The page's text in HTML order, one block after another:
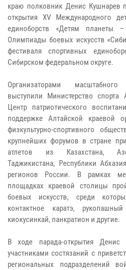
краю полковник Денис Кушнарев
открытия XV Международного
единоборств «Детям планеты
Олимпиады боевых искусств
фестиваля спортивных
Сибирском федеральном округе.
Организаторами
выступили Министерство спорта
Центр патриотического
поддержке Алтайской краевой
физкультурно-спортивного
крупнейших форумов в стране
атлетов из Казахстана,
Таджикистана, Республики
регионов России. В рамках
площадках краевой столицы
боевых искусств, среди
контактное каратэ,
киокусинкай, панкратион и другие.
В ходе парада-открытия Денис
участниками состязаний с
региональных подразделений